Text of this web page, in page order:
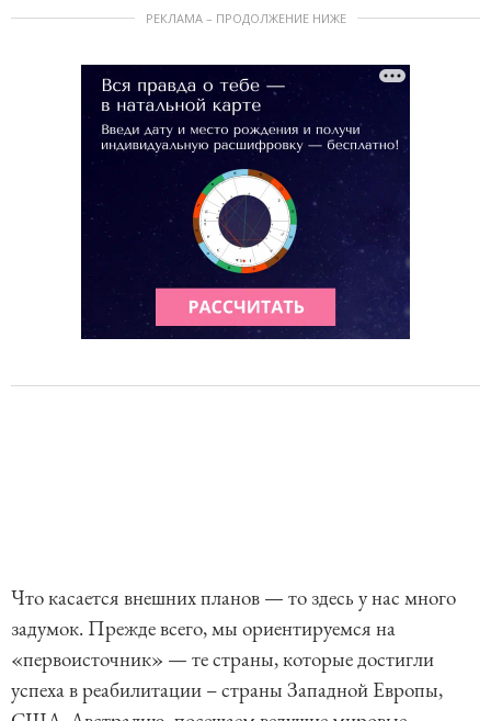
РЕКЛАМА – ПРОДОЛЖЕНИЕ НИЖЕ
Что касается внешних планов — то здесь у нас много
задумок. Прежде всего, мы ориентируемся на
«первоисточник» — те страны, которые достигли
успеха в реабилитации – страны Западной Европы,